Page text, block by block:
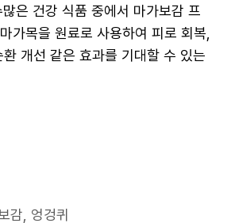
은 건강 식품 중에서 마가보감 프
가목을 원료로 사용하여 피로 회복,
개선 같은 효과를 기대할 수 있는
감 엉겅퀴